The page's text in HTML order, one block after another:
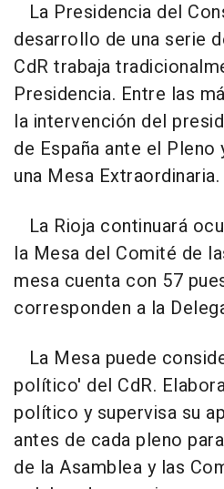
La Presidencia del
desarrollo de una serie
CdR trabaja
Presidencia. Entre las
la intervención del
de España ante el
una Mesa Extraordinaria.
La Rioja continuará
la Mesa del Comité de
mesa cuenta con 57
corresponden a la
La Mesa puede
político' del CdR.
político y supervisa su
antes de cada pleno
de la Asamblea y las